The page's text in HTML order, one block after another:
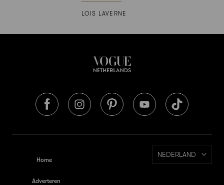
LOIS LAVERNE
Home
Adverteren
NEDERLAND